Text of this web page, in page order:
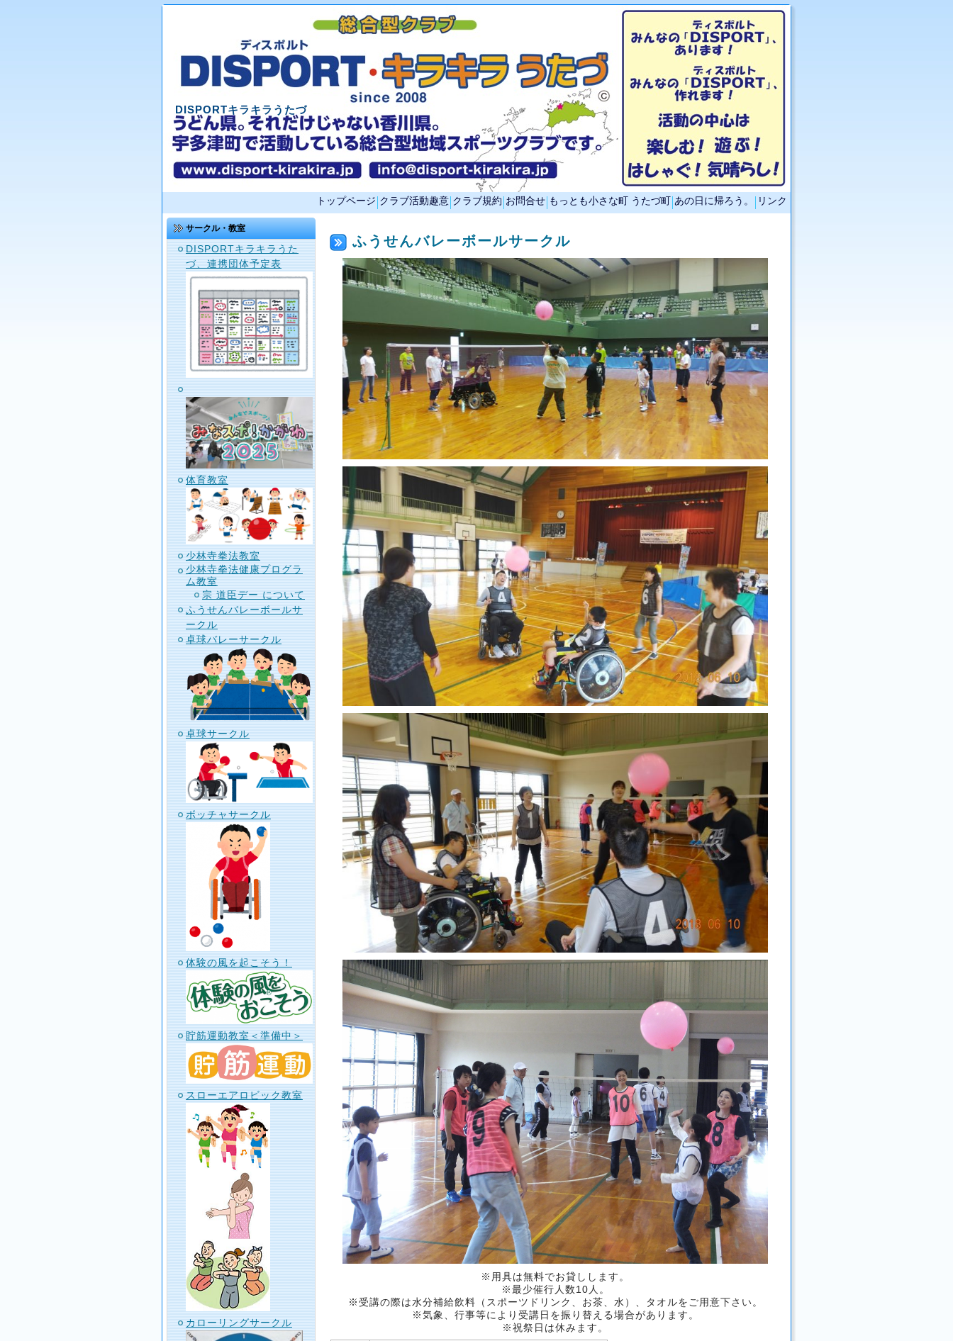
DISPORTキラキラうたづ
トップページ クラブ活動趣意 クラブ規約 お問合せ もっとも小さな町 うたづ町 あの日に帰ろう。 リンク
サークル・教室
DISPORTキラキラうた
づ、連携団体予定表
体育教室
少林寺拳法教室
少林寺拳法健康プログラ
ム教室
宗 道臣デー について
ふうせんバレーボールサ
ークル
卓球バレーサークル
卓球サークル
ボッチャサークル
体験の風を起こそう！
貯筋運動教室＜準備中＞
スローエアロビック教室
カローリングサークル
ふうせんバレーボールサークル
※用具は無料でお貸しします。
※最少催行人数10人。
※受講の際は水分補給飲料（スポーツドリンク、お茶、水）、タオルをご用意下さい。
※気象、行事等により受講日を振り替える場合があります。
※祝祭日は休みます。